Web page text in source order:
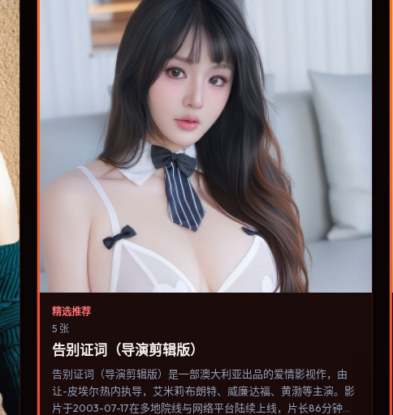
精选推荐
5 张
告别证词（导演剪辑版）
告别证词（导演剪辑版）是一部澳大利亚出品的爱情影视作，由
让-皮埃尔·热内执导，艾米莉·布朗特、威廉·达福、黄渤等主演。影
片于2003-07-17在多地院线与网络平台陆续上线，片长86分钟，